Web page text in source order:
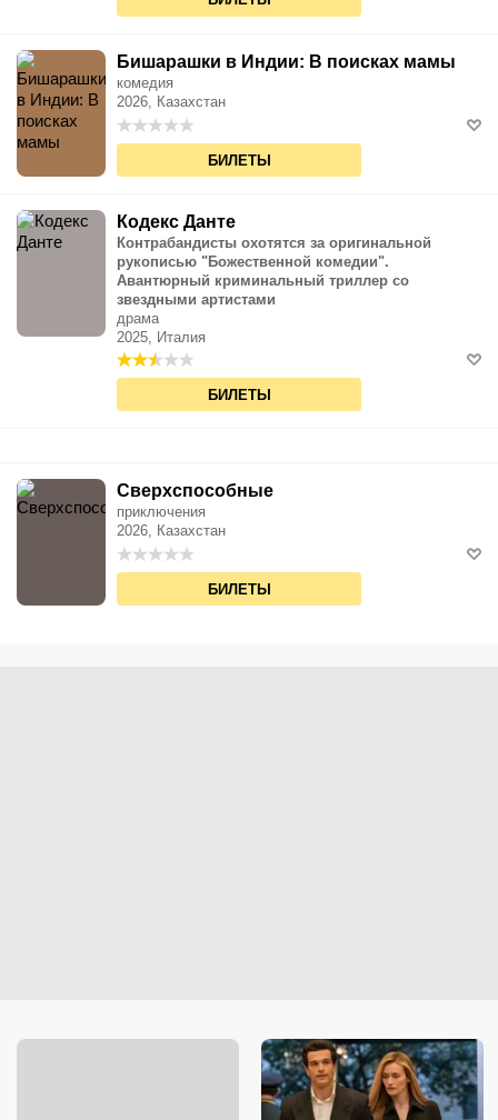
Бишарашки в Индии: В поисках мамы
комедия
2026, Казахстан
БИЛЕТЫ
Кодекс Данте
Контрабандисты охотятся за оригинальной
рукописью "Божественной комедии".
Авантюрный криминальный триллер со
звездными артистами
драма
2025, Италия
БИЛЕТЫ
Сверхспособные
приключения
2026, Казахстан
БИЛЕТЫ